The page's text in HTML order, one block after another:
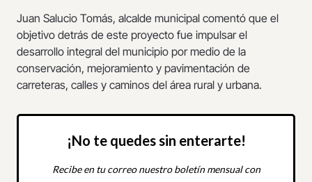
Juan Salucio Tomás, alcalde municipal comentó que el
objetivo detrás de este proyecto fue impulsar el
desarrollo integral del municipio por medio de la
conservación, mejoramiento y pavimentación de
carreteras, calles y caminos del área rural y urbana.
¡No te quedes sin enterarte!
Recibe en tu correo nuestro boletín mensual con